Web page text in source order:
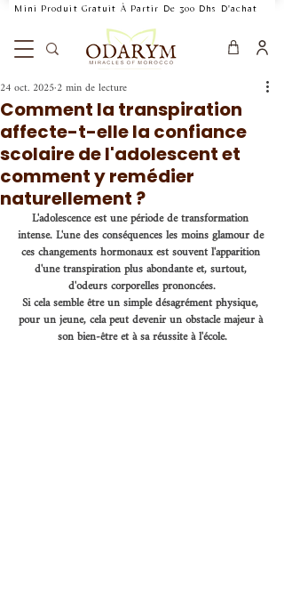
Mini Produit Gratuit À Partir De 300 Dhs D'achat
Comment la transpiration
affecte-t-elle la confiance
scolaire de l'adolescent et
comment y remédier
naturellement ?
24 oct. 20252 min de lecture
L'adolescence est une période de transformation
intense. L'une des conséquences les moins glamour de
ces changements hormonaux est souvent l'apparition
d'une transpiration plus abondante et, surtout,
d'odeurs corporelles prononcées.
Si cela semble être un simple désagrément physique,
pour un jeune, cela peut devenir un obstacle majeur à
son bien-être et à sa réussite à l'école.